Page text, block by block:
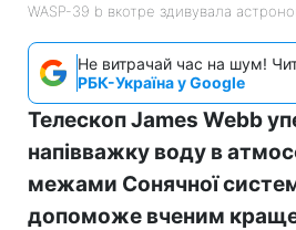
WASP-39 b вкотре здивувала
Не витрачай час на шум!
РБК-Україна у Google
Телескоп James Webb
напівважку воду в
межами Сонячної
допоможе вченим краще